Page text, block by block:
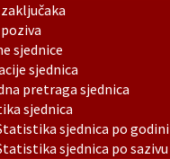
sjednice
sjednica
pretraga sjednica
sjednica
sjednica po godini
sjednica po sazivu